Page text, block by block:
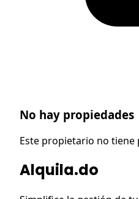
No hay propiedades
Este propietario no
Alquila.do